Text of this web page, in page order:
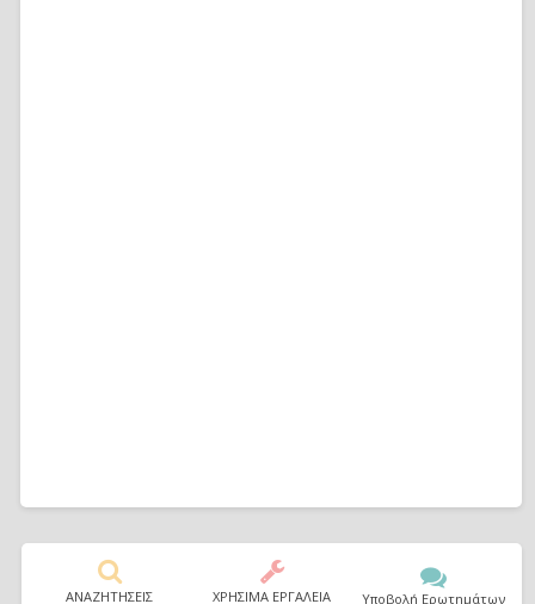
ΑΝΑΖΗΤΗΣΕΙΣ ΧΡΗΣΙΜΑ ΕΡΓΑΛΕΙΑ Υποβολή Ερωτημάτων